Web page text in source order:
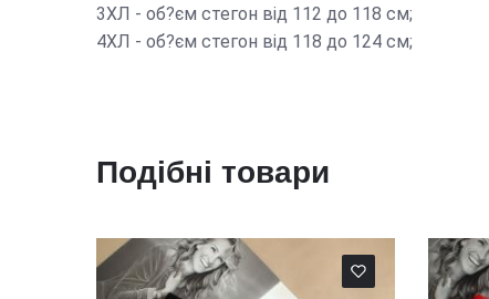
3ХЛ - об?єм стегон від 112 до 118 см;
4ХЛ - об?єм стегон від 118 до 124 см;
Подібні товари